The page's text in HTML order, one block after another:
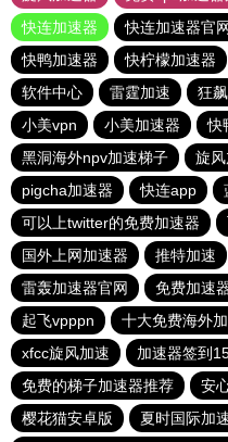
快连加速器
快连加速器官
快鸭加速器
快柠檬加速器
软件中心
雷霆加速 狂
小美vpn
小美加速器 快
黑洞海外npv加速梯子
旋
pigcha加速器
快连app
可以上twitter的免费加速器
国外上网加速器
推特加速
雷轰加速器官网
免费加速
起飞vpppn
十大免费海外
xfcc旋风加速
加速器签到
免费的梯子加速器推荐
安
樱花猫安卓版
夏时国际加